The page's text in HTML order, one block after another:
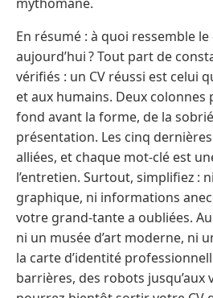
En résumé : à quoi ressemble le
aujourd’hui ? Tout part de
vérifiés : un CV réussi est celui
et aux humains. Deux colonnes
fond avant la forme, de la
présentation. Les cinq
alliées, et chaque mot-clé est
l’entretien. Surtout, simplifiez :
graphique, ni informations
votre grand-tante a oubliées. Au
ni un musée d’art moderne, ni
la carte d’identité
barrières, des robots jusqu’aux